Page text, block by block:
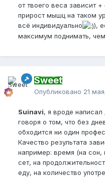
от твоего веса зависит
прирост мышц на таком
всё индивидуально
),
максимум поднимать,
Sweet
Опубликовано 21
Suinavi, я вроде написал
говоря о том, что без
обходится ни один
Качество результата
например: время (на сон,
сет, на
еду, на количество